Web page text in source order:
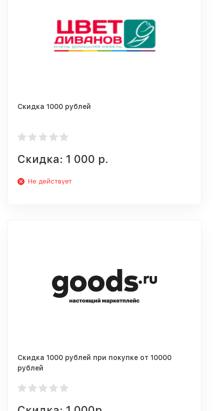
Скидка 1000 рублей
Скидка: 1 000 р.
Не действует
Скидка 1000 рублей при покупке от 10000
рублей